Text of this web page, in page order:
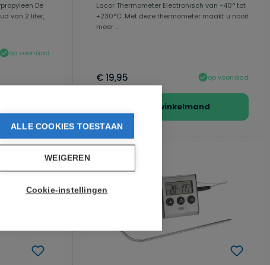
De
van 2 liter,
op voorraad
Lacor Thermometer Electronisch van -40° tot
+230°C. Met deze thermometer maakt u nooit
meer ...
€ 19,95 op voorraad
In de winkelmand
ALLE COOKIES TOESTAAN
WEIGEREN
Cookie-instellingen